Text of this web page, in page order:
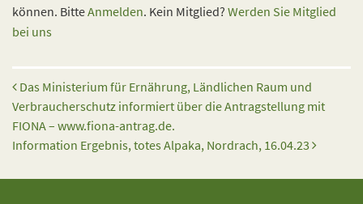
können. BitteAnmelden. Kein Mitglied? Werden Sie Mitglied
bei uns
Beitrags-Navigation
Das Ministerium für Ernährung, Ländlichen Raum und
Verbraucherschutz informiert über die Antragstellung mit
FIONA – www.fiona-antrag.de.
Information Ergebnis, totes Alpaka, Nordrach, 16.04.23